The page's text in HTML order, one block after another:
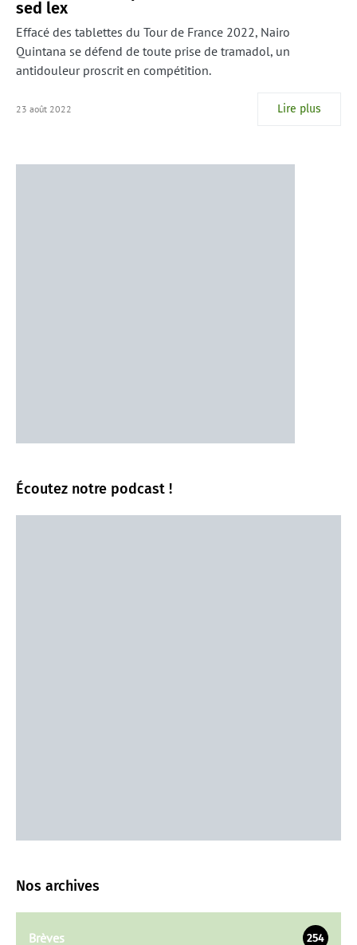
sed lex
Effacé des tablettes du Tour de France 2022, Nairo
Quintana se défend de toute prise de tramadol, un
antidouleur proscrit en compétition.
23 août 2022 Lire plus
Écoutez notre podcast !
Nos archives
Brèves 254